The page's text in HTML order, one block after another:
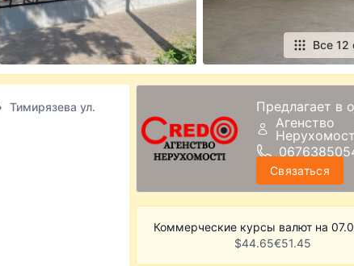
Все 12
Тимирязева ул.
Предлагает в
Агенство
Связаться
Коммерческие курсы валют на
$44.65€51.45